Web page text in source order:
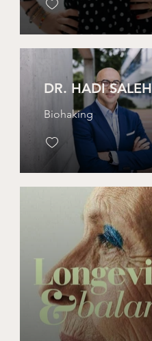
DR. HADI SALEH
Biohaking